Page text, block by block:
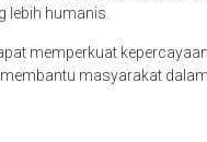
lebih humanis.
memperkuat
masyarakat